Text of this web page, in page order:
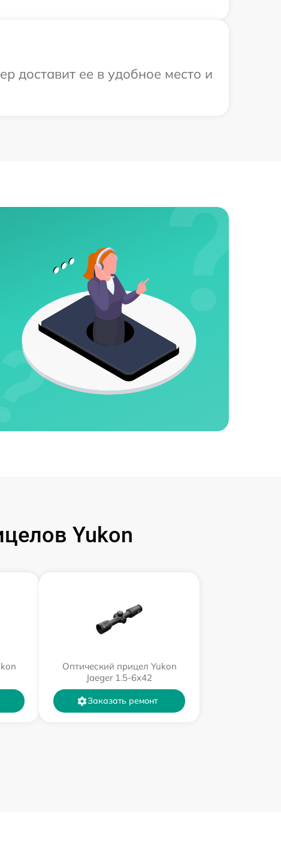
доставит ее в удобное место и
Yukon
Оптический прицел Yukon
Jaeger 1.5-6x42
Заказать ремонт